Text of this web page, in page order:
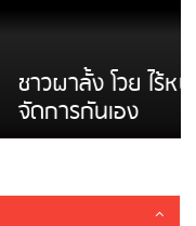
ดินสไลด์ ต้อง